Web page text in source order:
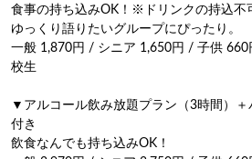
食事の持ち込みOK！※ドリンクの持込不
ゆっくり語りたいグループにぴったり。
一般 1,870円 / シニア 1,650円 / 子供
校生
▼アルコール飲み放題プラン（3時間）＋
付き
飲食なんでも持ち込みOK！